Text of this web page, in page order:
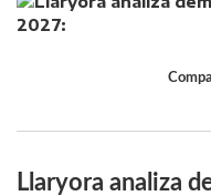
Llaryora analiza